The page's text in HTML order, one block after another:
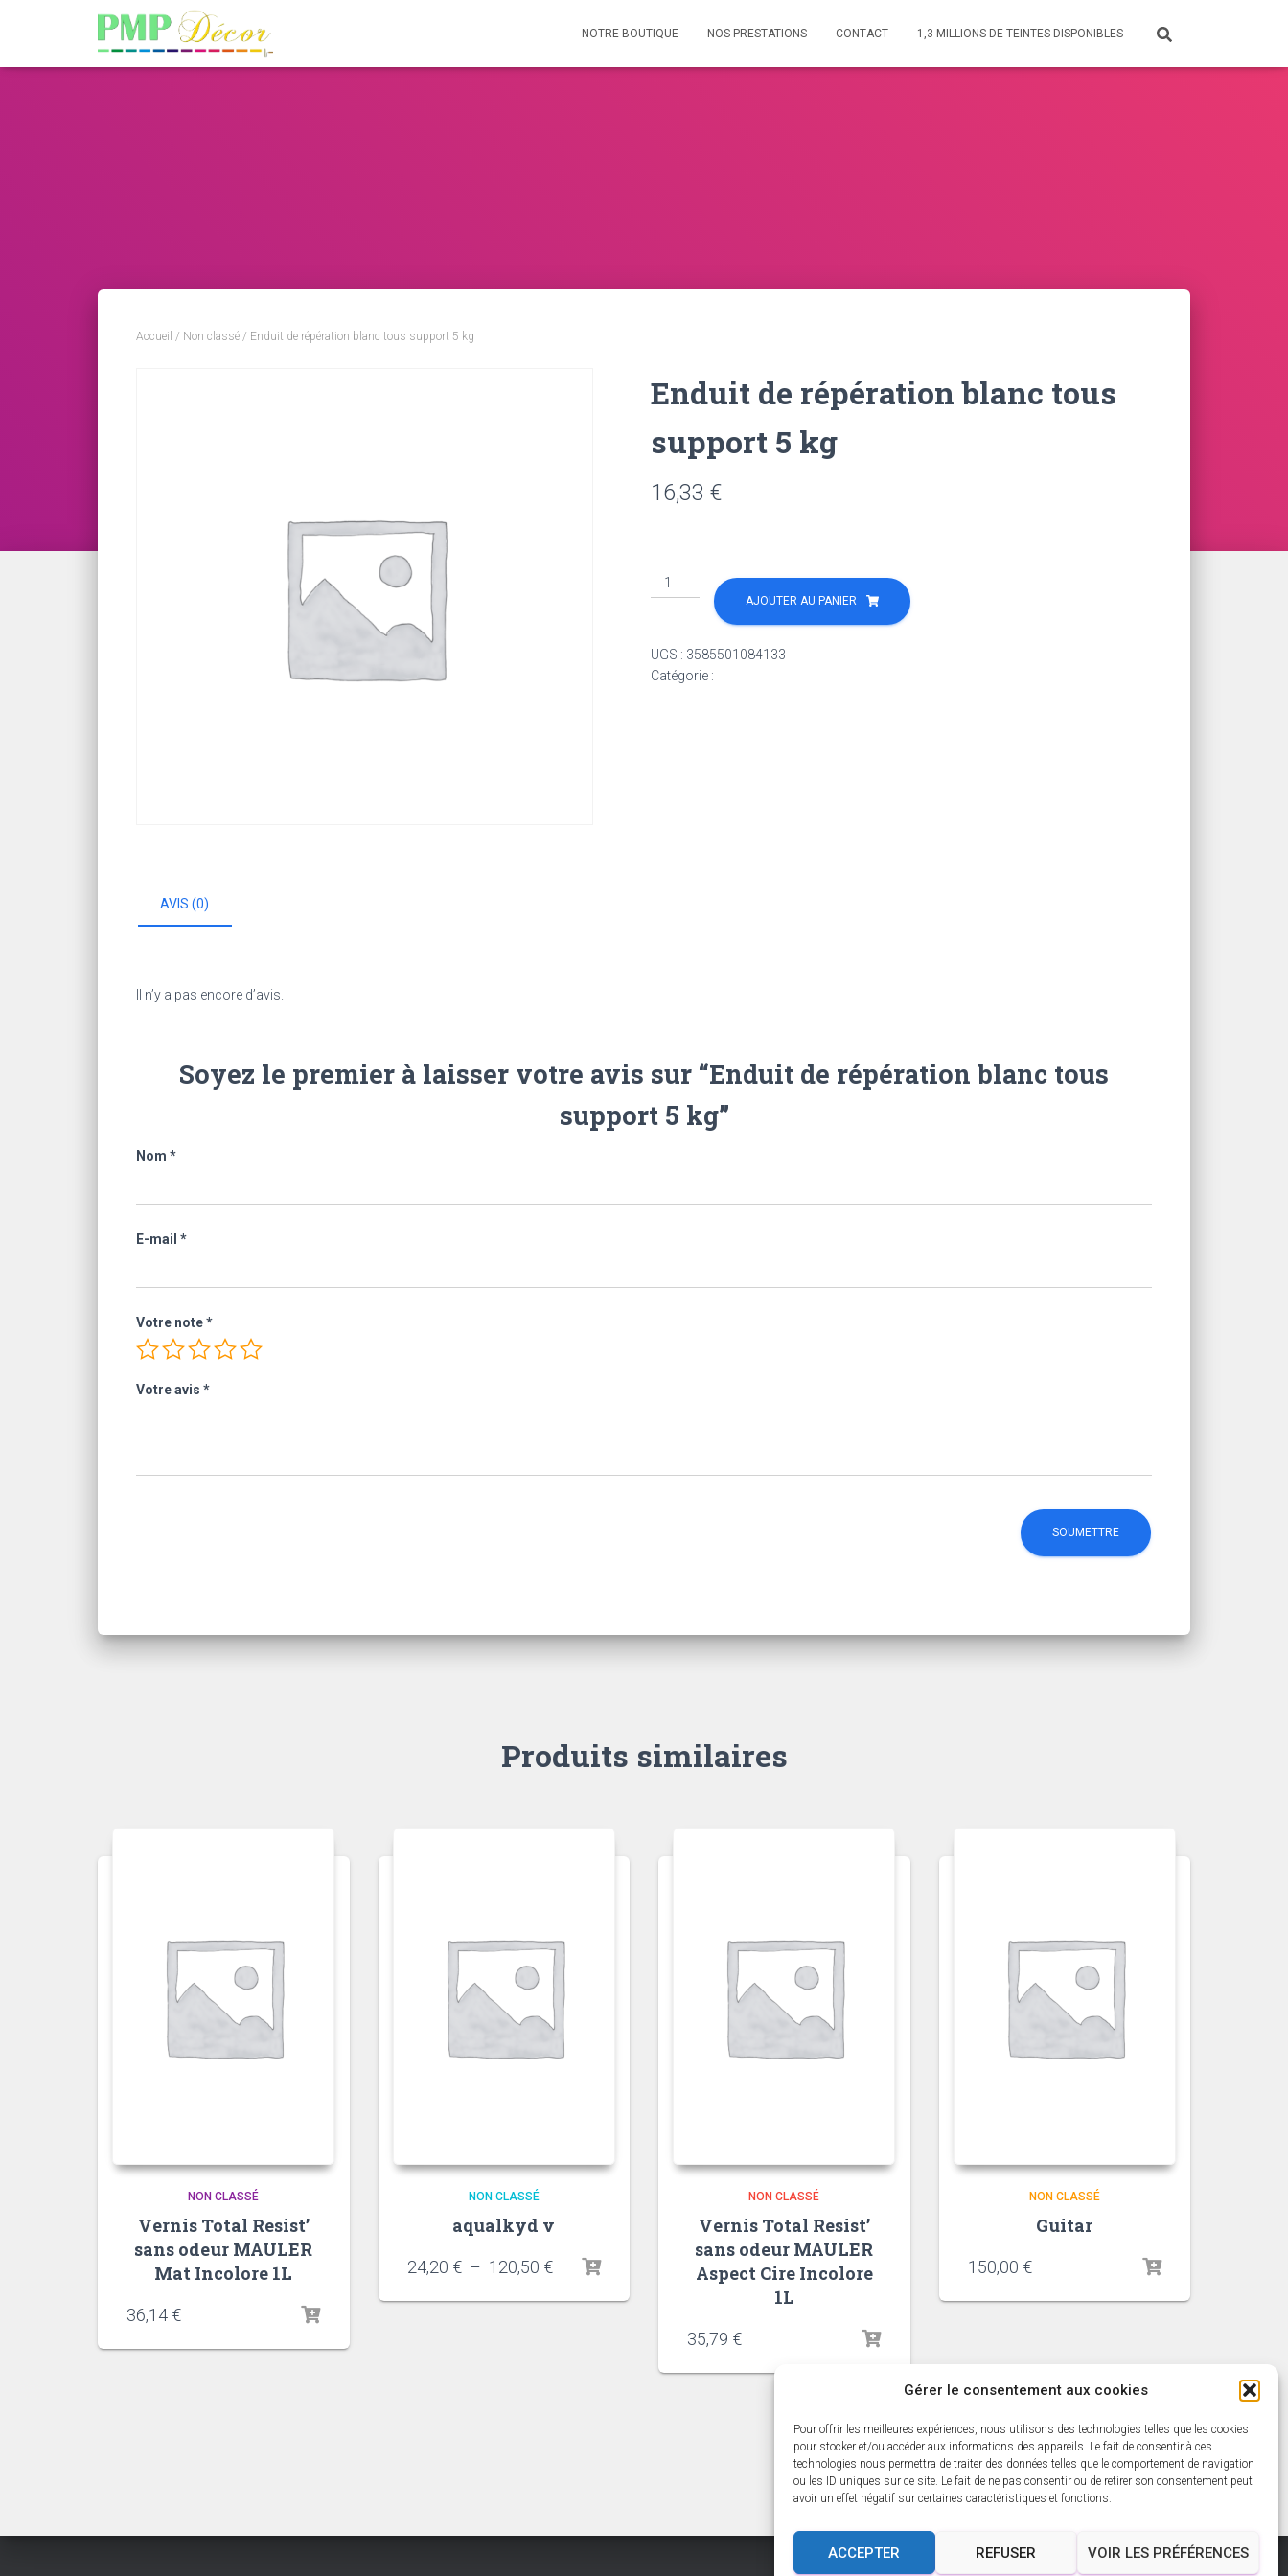
Gérer le consentement aux cookies
Pour offrir les meilleures expériences, nous utilisons des technologies telles que les cookies
pour stocker et/ou accéder aux informations des appareils. Le fait de consentir à ces
technologies nous permettra de traiter des données telles que le comportement de navigation
ou les ID uniques sur ce site. Le fait de ne pas consentir ou de retirer son consentement peut
avoir un effet négatif sur certaines caractéristiques et fonctions.
ACCEPTER REFUSER VOIR LES PRÉFÉRENCES
NOTRE BOUTIQUE NOS PRESTATIONS CONTACT 1,3 MILLIONS DE TEINTES DISPONIBLES
Accueil / Non classé / Enduit de répération blanc tous support 5 kg
Enduit de répération blanc tous
support 5 kg
16,33 €
quantité
de
répération
blanc
AJOUTER AU PANIER
UGS : 3585501084133
Catégorie :
AVIS (0)
Il n’y a pas encore d’avis.
Soyez le premier à laisser votre avis sur “Enduit de répération blanc tous
support 5 kg”
Nom *
E-mail *
Votre note*
Votre avis *
Produits similaires
NON CLASSÉ
Vernis Total Resist’
sans odeur MAULER
Mat Incolore 1L
36,14 €
NON CLASSÉ
aqualkyd v
24,20 € – 120,50 €Plage
prix :
NON CLASSÉ
Vernis Total Resist’
sans odeur MAULER
Aspect Cire Incolore
1L
35,79 €
NON CLASSÉ
Guitar
150,00 €